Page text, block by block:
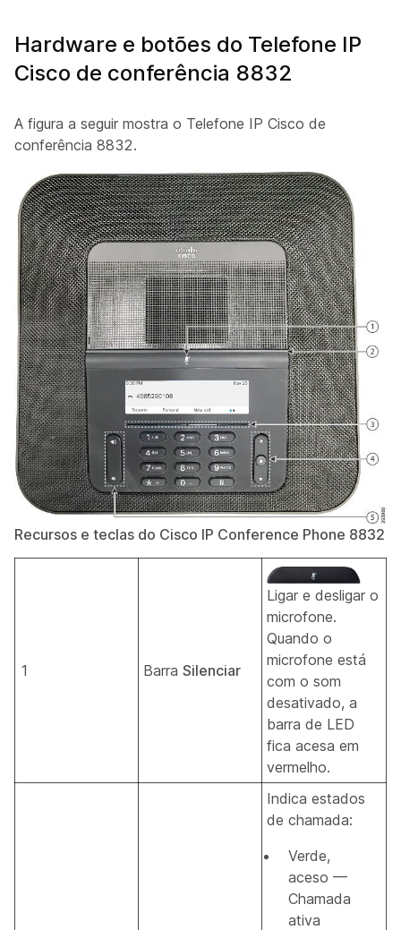
Hardware e botões do Telefone IP
Cisco de conferência 8832
A figura a seguir mostra o Telefone IP Cisco de
conferência 8832.
Recursos e teclas do Cisco IP Conference Phone 8832
1 Barra Silenciar
Ligar e desligar o
microfone.
Quando o
microfone está
com o som
desativado, a
barra de LED
fica acesa em
vermelho.
Indica estados
de chamada:
Verde,
aceso —
Chamada
ativa